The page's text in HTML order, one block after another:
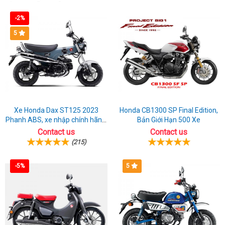
Z900
ABS
đẹp
nhất
Tuy
Hòa
thể
thao
Kawasaki
Z900
cao
top
đầu
Phủ
Đồng
Tháp
Z900
ABS
Đồng
Tháp
-2%
5
Xe Honda Dax ST125 2023
Phanh ABS, xe nhập chính hãng,
bán online giá rẻ
Contact us
(215)
Honda CB1300 SP Final Edition,
Bản Giới Hạn 500 Xe
Contact us
-5% 5